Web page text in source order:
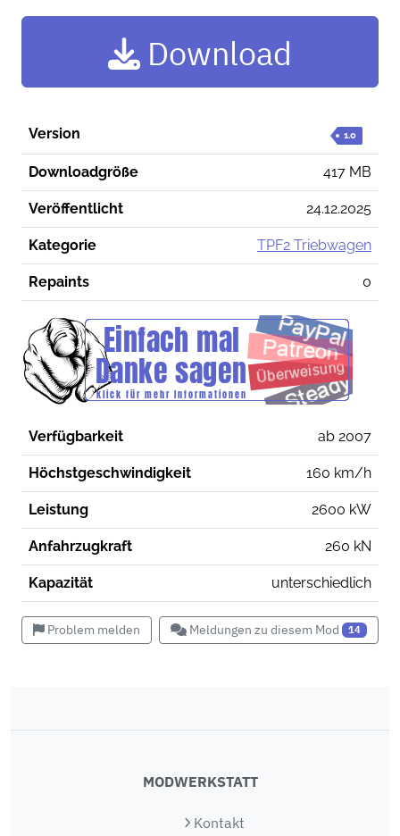
Download
Version 1.0
Downloadgröße 417 MB
Veröffentlicht 24.12.2025
Kategorie TPF2 Triebwagen
Repaints 0
Verfügbarkeit ab 2007
Höchstgeschwindigkeit 160 km/h
Leistung 2600 kW
Anfahrzugkraft 260 kN
Kapazität unterschiedlich
Problem melden Meldungen zu diesem Mod 14
MODWERKSTATT
Kontakt